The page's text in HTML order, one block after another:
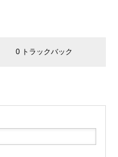
0 トラックバック